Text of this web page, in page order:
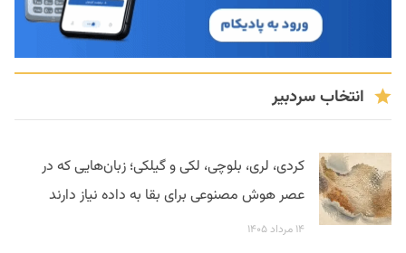
انتخاب سردبیر
کردی، لری، بلوچی، لکی و گیلکی؛ زبان‌هایی که در
عصر هوش مصنوعی برای بقا به داده نیاز دارند
۱۴ مرداد ۱۴۰۵